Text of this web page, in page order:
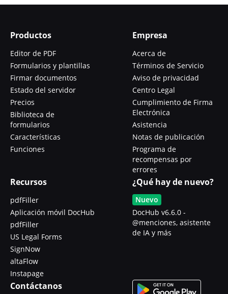
Productos
Editor de PDF
Formularios y plantillas
Firmar documentos
Estado del servidor
Precios
Biblioteca de
formularios
Características
Funciones
Empresa
Acerca de
Términos de Servicio
Aviso de privacidad
Centro Legal
Cumplimiento de Firma
Electrónica
Asistencia
Notas de publicación
Programa de
recompensas por
errores
Recursos
pdfFiller
Aplicación móvil DocHub
pdfFiller
US Legal Forms
SignNow
altaFlow
Instapage
¿Qué hay de nuevo?
Nuevo
DocHub v6.6.0 -
@menciones, asistente
de IA y más
Contáctanos